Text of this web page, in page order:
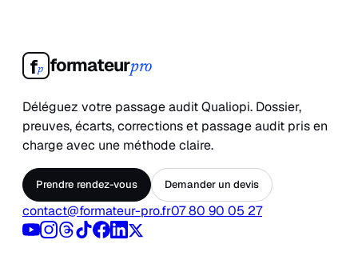
fp formateurpro
Déléguez votre passage audit Qualiopi. Dossier,
preuves, écarts, corrections et passage audit pris en
charge avec une méthode claire.
Prendre rendez-vous Demander un devis
contact@formateur-pro.fr07 80 90 05 27